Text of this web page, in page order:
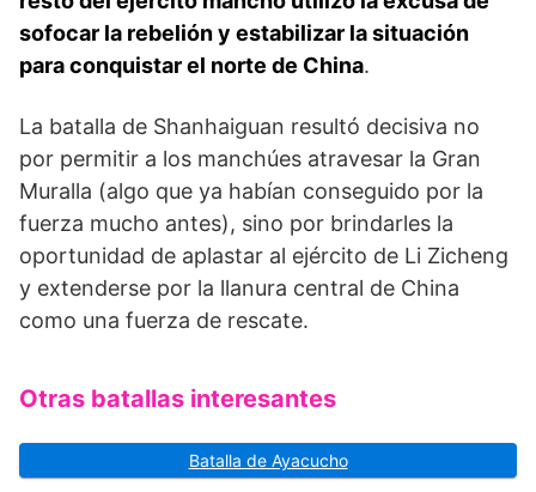
sofocar la rebelión y estabilizar la situación
para conquistar el norte de China.
La batalla de Shanhaiguan resultó decisiva no
por permitir a los manchúes atravesar la Gran
Muralla (algo que ya habían conseguido por la
fuerza mucho antes), sino por brindarles la
oportunidad de aplastar al ejército de Li Zicheng
y extenderse por la llanura central de China
como una fuerza de rescate.
Otras batallas interesantes
Batalla de Ayacucho